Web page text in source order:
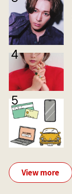
View more